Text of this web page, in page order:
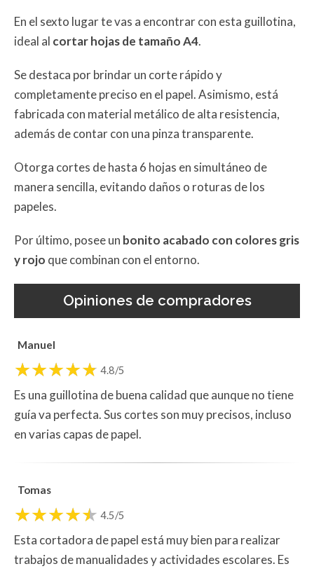
En el sexto lugar te vas a encontrar con esta guillotina,
ideal al cortar hojas de tamaño A4.
Se destaca por brindar un corte rápido y
completamente preciso en el papel. Asimismo, está
fabricada con material metálico de alta resistencia,
además de contar con una pinza transparente.
Otorga cortes de hasta 6 hojas en simultáneo de
manera sencilla, evitando daños o roturas de los
papeles.
Por último, posee un bonito acabado con colores gris
y rojo que combinan con el entorno.
Opiniones de compradores
Manuel
4.8/5
Es una guillotina de buena calidad que aunque no tiene
guía va perfecta. Sus cortes son muy precisos, incluso
en varias capas de papel.
Tomas
4.5/5
Esta cortadora de papel está muy bien para realizar
trabajos de manualidades y actividades escolares. Es